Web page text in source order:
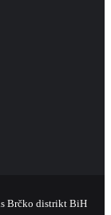
Brčko distrikt BiH